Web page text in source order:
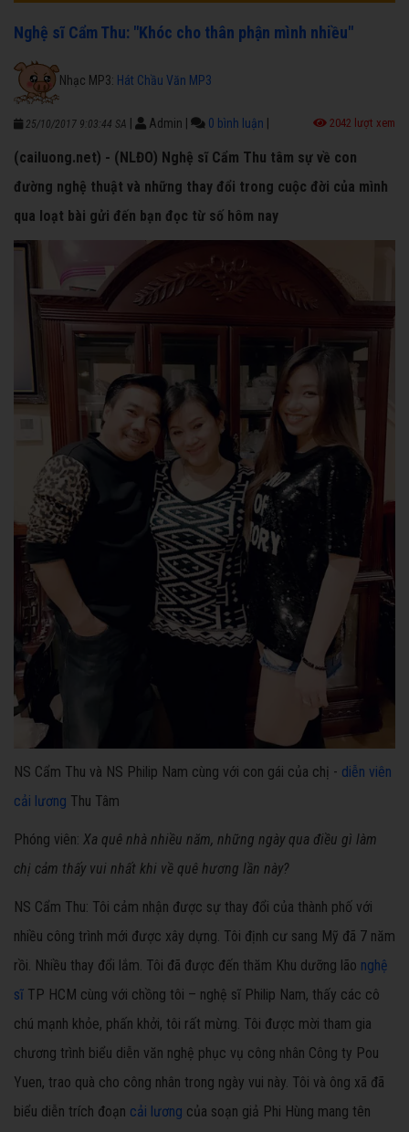
Nghệ sĩ Cẩm Thu: "Khóc cho thân phận mình nhiều"
Nhạc MP3: Hát Chầu Văn MP3
25/10/2017 9:03:44 SA Admin 0 bình luận 2042 lượt xem
(cailuong.net) - (NLĐO) Nghệ sĩ Cẩm Thu tâm sự về con
đường nghệ thuật và những thay đổi trong cuộc đời của mình
qua loạt bài gửi đến bạn đọc từ số hôm nay
NS Cẩm Thu và NS Philip Nam cùng với con gái của chị - diễn viên
cải lương Thu Tâm
Phóng viên: Xa quê nhà nhiều năm, những ngày qua điều gì làm
chị cảm thấy vui nhất khi về quê hương lần này?
NS Cẩm Thu: Tôi cảm nhận được sự thay đổi của thành phố với
nhiều công trình mới được xây dựng. Tôi định cư sang Mỹ đã 7 năm
rồi. Nhiều thay đổi lắm. Tôi đã được đến thăm Khu dưỡng lão nghệ
sĩ TP HCM cùng với chồng tôi – nghệ sĩ Philip Nam, thấy các cô
chú mạnh khỏe, phấn khởi, tôi rất mừng. Tôi được mời tham gia
chương trình biểu diễn văn nghệ phục vụ công nhân Công ty Pou
Yuen, trao quà cho công nhân trong ngày vui này. Tôi và ông xã đã
biểu diễn trích đoạn cải lương của soạn giả Phi Hùng mang tên